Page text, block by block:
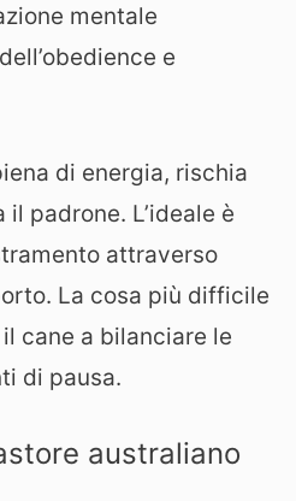
mentale
e
di energia, rischia
padrone. L’ideale è
attraverso
La cosa più difficile
cane a bilanciare le
di pausa.
australiano